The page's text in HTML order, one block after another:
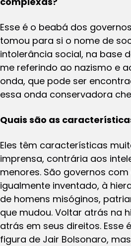
Esse é o beabá dos
tomou para si o nome de
intolerância social, na base
me referindo ao nazismo e
onda, que pode ser
essa onda conservadora
Quais são as
Eles têm características
imprensa, contrária aos
menores. São governos
igualmente inventado, à
de homens misóginos,
que mudou. Voltar atrás na
atrás em seus direitos. Esse
figura de Jair Bolsonaro,